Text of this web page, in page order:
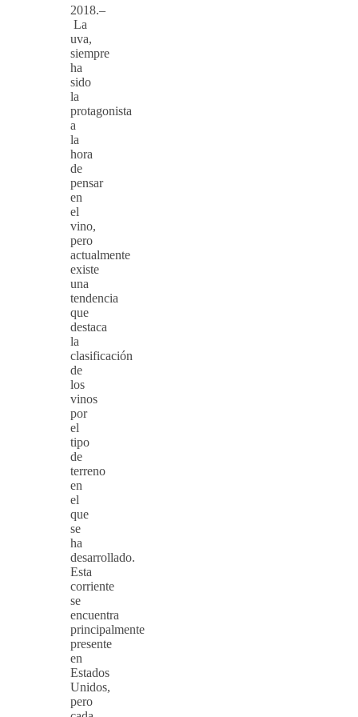
2018.–
La
uva,
siempre
ha
sido
la
protagonista
a
la
hora
de
pensar
en
el
vino,
pero
actualmente
existe
una
tendencia
que
destaca
la
clasificación
de
los
vinos
por
el
tipo
de
terreno
en
el
que
se
ha
desarrollado.
Esta
corriente
se
encuentra
principalmente
presente
en
Estados
Unidos,
pero